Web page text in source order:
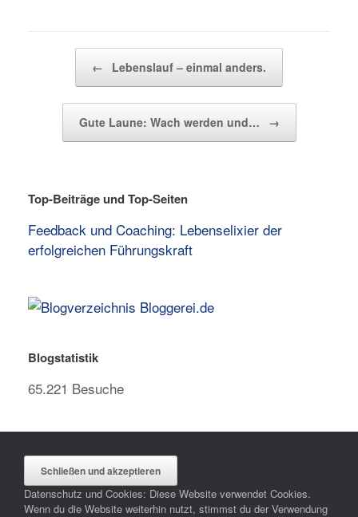
← Lebenslauf – einmal anders.
Gute Laune: Wach werden und… →
Top-Beiträge und Top-Seiten
Feedback und Coaching: Lebenselixier der
erfolgreichen Führungskraft
Blogstatistik
65.221 Besuche
Datenschutz und Cookies: Diese Website verwendet Cookies.
Wenn du die Website weiterhin nutzt, stimmst du der Verwendung